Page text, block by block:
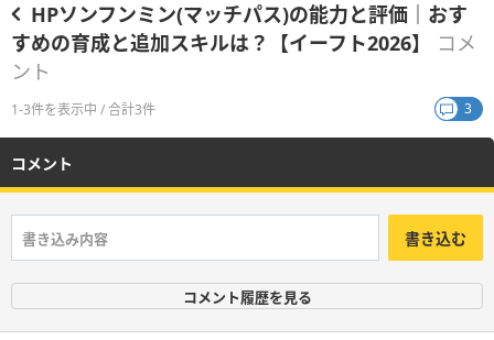
HPソンフンミン(マッチパス)の能力と評価｜おす
すめの育成と追加スキルは？【イーフト2026】
コメ
ント
1-3件を表示中 / 合計3件 3
コメント
書き込む
コメント履歴を見る